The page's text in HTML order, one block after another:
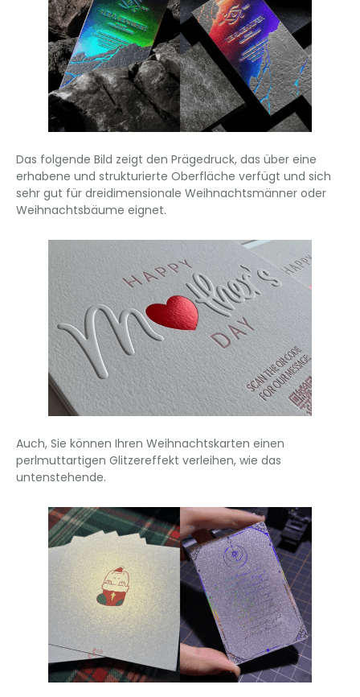
Das folgende Bild zeigt den Prägedruck, das über eine
erhabene und strukturierte Oberfläche verfügt und sich
sehr gut für dreidimensionale Weihnachtsmänner oder
Weihnachtsbäume eignet.
Auch, Sie können Ihren Weihnachtskarten einen
perlmuttartigen Glitzereffekt verleihen, wie das
untenstehende.